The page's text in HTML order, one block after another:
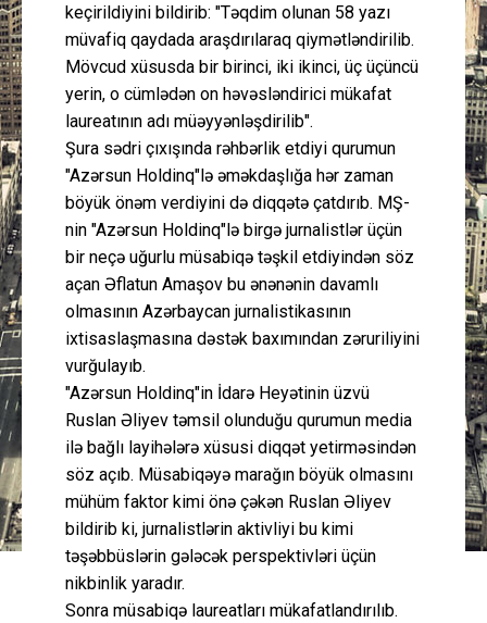
keçirildiyini bildirib: "Təqdim olunan 58 yazı
müvafiq qaydada araşdırılaraq qiymətləndirilib.
Mövcud xüsusda bir birinci, iki ikinci, üç üçüncü
yerin, o cümlədən on həvəsləndirici mükafat
laureatının adı müəyyənləşdirilib".
Şura sədri çıxışında rəhbərlik etdiyi qurumun
"Azərsun Holdinq"lə əməkdaşlığa hər zaman
böyük önəm verdiyini də diqqətə çatdırıb. MŞ-
nin "Azərsun Holdinq"lə birgə jurnalistlər üçün
bir neçə uğurlu müsabiqə təşkil etdiyindən söz
açan Əflatun Amaşov bu ənənənin davamlı
olmasının Azərbaycan jurnalistikasının
ixtisaslaşmasına dəstək baxımından zəruriliyini
vurğulayıb.
"Azərsun Holdinq"in İdarə Heyətinin üzvü
Ruslan Əliyev təmsil olunduğu qurumun media
ilə bağlı layihələrə xüsusi diqqət yetirməsindən
söz açıb. Müsabiqəyə marağın böyük olmasını
mühüm faktor kimi önə çəkən Ruslan Əliyev
bildirib ki, jurnalistlərin aktivliyi bu kimi
təşəbbüslərin gələcək perspektivləri üçün
nikbinlik yaradır.
Sonra müsabiqə laureatları mükafatlandırılıb.